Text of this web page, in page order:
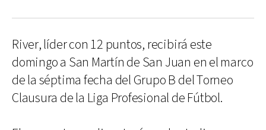
River, líder con 12 puntos, recibirá este
domingo a San Martín de San Juan en el marco
de la séptima fecha del Grupo B del Torneo
Clausura de la Liga Profesional de Fútbol.